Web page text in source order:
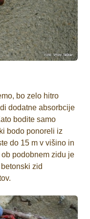
bo zelo hitro
dodatne absorbcije
bodite samo
bodo ponoreli iz
do 15 m v višino in
podobnem zidu je
zid